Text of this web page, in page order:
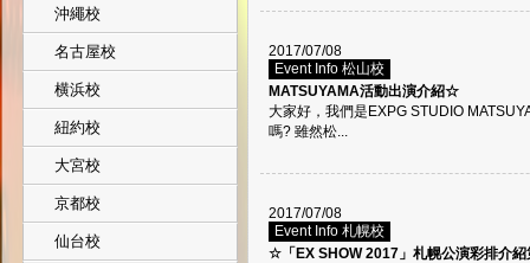
沖繩校
名古屋校
横浜校
紐約校
大宮校
京都校
仙台校
2017/07/08
Event Info 松山校
MATSUYAMA活動出演介紹☆
大家好，我們是EXPG STUDIO
嗎? 雖然松...
2017/07/08
Event Info 札幌校
☆「EX SHOW 2017」札幌公演彩排介